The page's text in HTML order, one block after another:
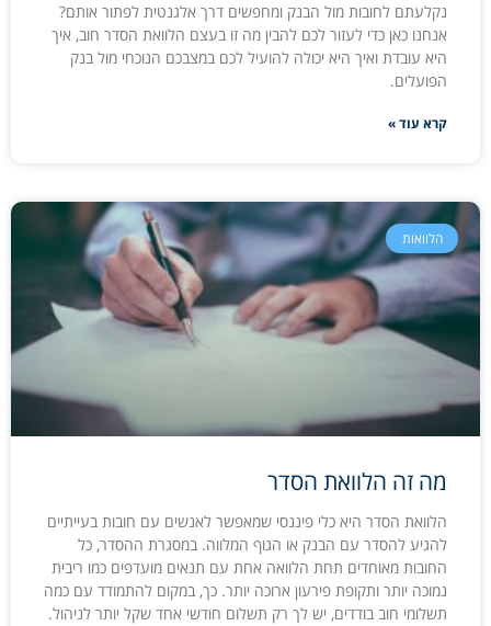
נקלעתם לחובות מול הבנק ומחפשים דרך אלגנטית לפתור אותם?
אנחנו כאן כדי לעזור לכם להבין מה זו בעצם הלוואת הסדר חוב, איך
היא עובדת ואיך היא יכולה להועיל לכם במצבכם הנוכחי מול בנק
הפועלים.
קרא עוד »
הלוואות
מה זה הלוואת הסדר
הלוואת הסדר היא כלי פיננסי שמאפשר לאנשים עם חובות בעייתיים
להגיע להסדר עם הבנק או הגוף המלווה. במסגרת ההסדר, כל
החובות מאוחדים תחת הלוואה אחת עם תנאים מועדפים כמו ריבית
נמוכה יותר ותקופת פירעון ארוכה יותר. כך, במקום להתמודד עם כמה
תשלומי חוב בודדים, יש לך רק תשלום חודשי אחד שקל יותר לניהול.